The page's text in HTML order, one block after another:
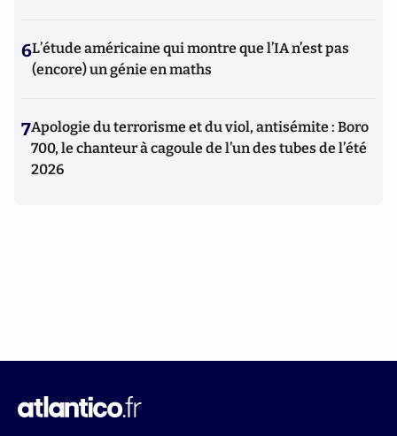
6L’étude américaine qui montre que l’IA n’est pas
(encore) un génie en maths
7Apologie du terrorisme et du viol, antisémite : Boro
700, le chanteur à cagoule de l’un des tubes de l’été
2026